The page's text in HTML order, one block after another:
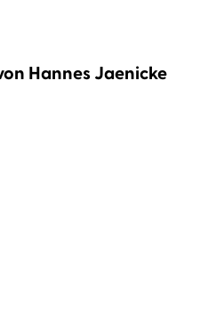
Hannes Jaenicke